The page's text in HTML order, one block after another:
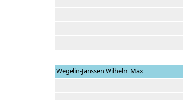
Wegelin-Janssen Wilhelm Max